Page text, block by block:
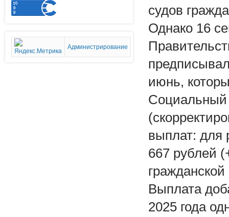
Администрирование
судов
Однако 16
июнь,
Социальный
выплат: для
667 рублей
Выплата
2025 года